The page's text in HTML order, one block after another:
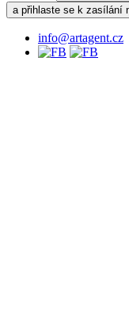
info@artagent.cz